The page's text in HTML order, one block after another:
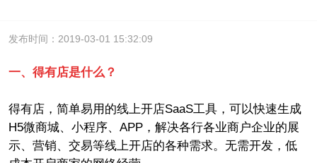
发布时间：2019-03-01 15:32:09
一、得有店是什么？
得有店，简单易用的线上开店SaaS工具，可以快速生成
H5微商城、小程序、APP，解决各行各业商户企业的展
示、营销、交易等线上开店的各种需求。无需开发，低